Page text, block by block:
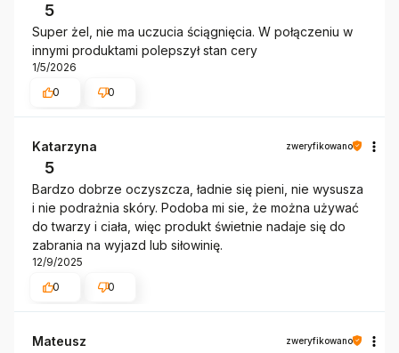
5
Super żel, nie ma uczucia ściągnięcia. W połączeniu w
innymi produktami polepszył stan cery
1/5/2026
0
0
Katarzyna zweryfikowano
5
Bardzo dobrze oczyszcza, ładnie się pieni, nie wysusza
i nie podrażnia skóry. Podoba mi sie, że można używać
do twarzy i ciała, więc produkt świetnie nadaje się do
zabrania na wyjazd lub siłowinię.
12/9/2025
0
0
Mateusz zweryfikowano